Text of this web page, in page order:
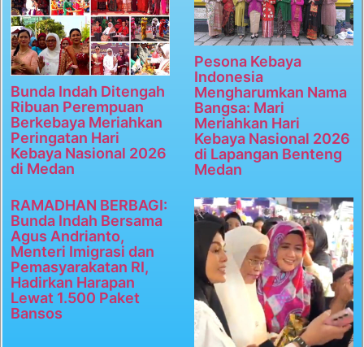
Bunda Indah Ditengah
Ribuan Perempuan
Berkebaya Meriahkan
Peringatan Hari
Kebaya Nasional 2026
di Medan
Pesona Kebaya
Indonesia
Mengharumkan Nama
Bangsa: Mari
Meriahkan Hari
Kebaya Nasional 2026
di Lapangan Benteng
Medan
RAMADHAN BERBAGI:
Bunda Indah Bersama
Agus Andrianto,
Menteri Imigrasi dan
Pemasyarakatan RI,
Hadirkan Harapan
Lewat 1.500 Paket
Bansos